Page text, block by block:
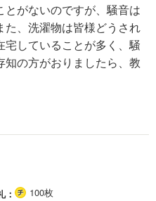
がないのですが、騒音は
た、洗濯物は皆様どうされ
していることが多く、騒
の方がおりましたら、教
100枚